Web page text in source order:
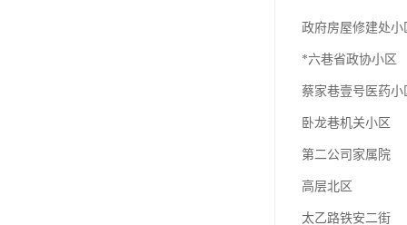
政府房屋修建处小
*六巷省政协小区
蔡家巷壹号医药小
卧龙巷机关小区
第二公司家属院
高层北区
太乙路铁安二街